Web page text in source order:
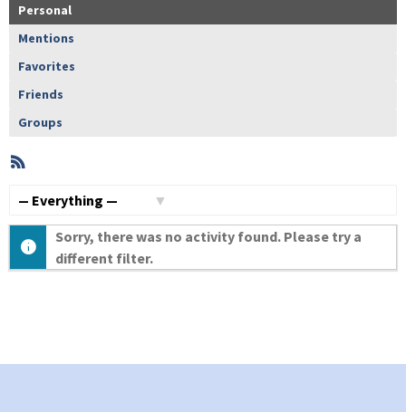
Personal
Mentions
Favorites
Friends
Groups
Member
Activities
Sorry, there was no activity found. Please try a
different filter.